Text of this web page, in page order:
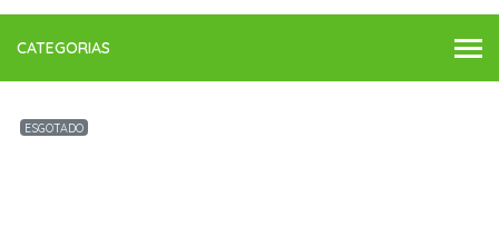
CATEGORIAS
ESGOTADO